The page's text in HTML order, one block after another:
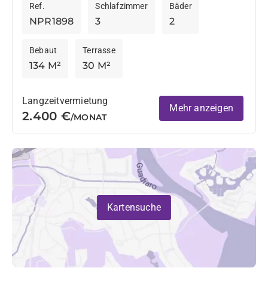
sorgfältig renovierte...
NPR1898
Ref.
3
Schlafzimmer
2
Bäder
134 M²
Bebaut
30 M²
Terrasse
Langzeitvermietung
2.400 €/MONAT
Mehr anzeigen
Kartensuche